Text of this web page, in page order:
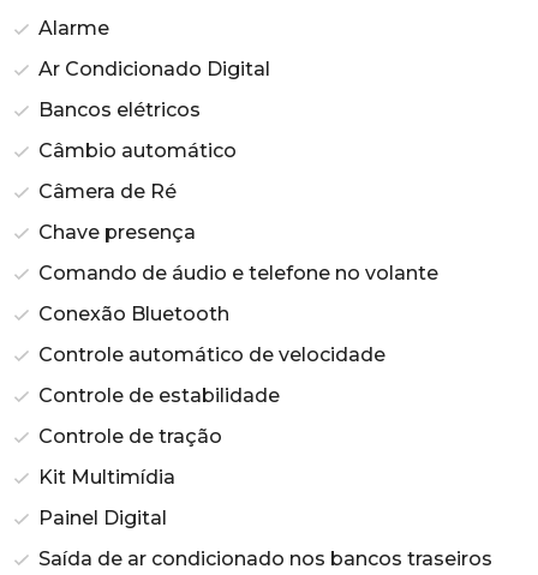
Alarme
Ar Condicionado Digital
Bancos elétricos
Câmbio automático
Câmera de Ré
Chave presença
Comando de áudio e telefone no volante
Conexão Bluetooth
Controle automático de velocidade
Controle de estabilidade
Controle de tração
Kit Multimídia
Painel Digital
Saída de ar condicionado nos bancos traseiros